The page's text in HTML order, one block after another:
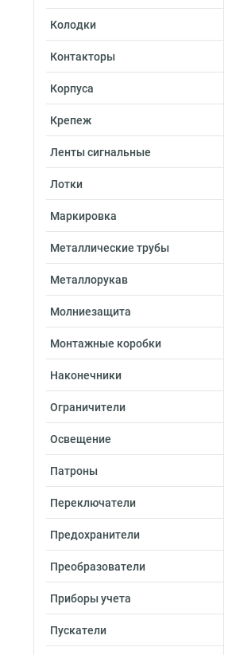
Колодки
Контакторы
Корпуса
Крепеж
Ленты сигнальные
Лотки
Маркировка
Металлические трубы
Металлорукав
Молниезащита
Монтажные коробки
Наконечники
Ограничители
Освещение
Патроны
Переключатели
Предохранители
Преобразователи
Приборы учета
Пускатели